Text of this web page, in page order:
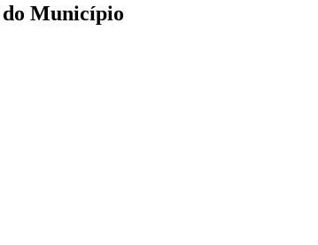
do Município